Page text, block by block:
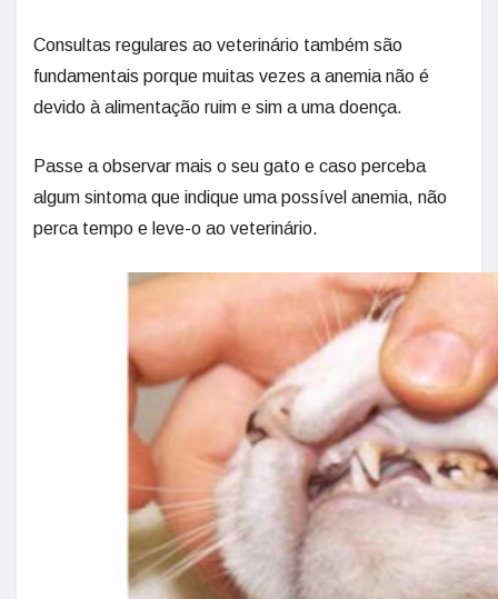
Consultas regulares ao veterinário também são
fundamentais porque muitas vezes a anemia não é
devido à alimentação ruim e sim a uma doença.
Passe a observar mais o seu gato e caso perceba
algum sintoma que indique uma possível anemia, não
perca tempo e leve-o ao veterinário.